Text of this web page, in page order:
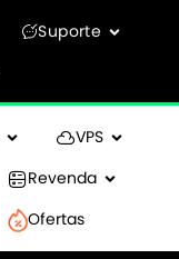
Suporte
VPS
Revenda
Ofertas